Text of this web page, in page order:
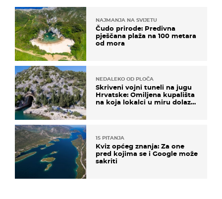
NAJMANJA NA SVIJETU
Čudo prirode: Predivna
pješčana plaža na 100 metara
od mora
NEDALEKO OD PLOČA
Skriveni vojni tuneli na jugu
Hrvatske: Omiljena kupališta
na koja lokalci u miru dolaze
15 PITANJA
Kviz općeg znanja: Za one
pred kojima se i Google može
sakriti